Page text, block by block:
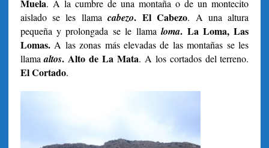
Muela. A la cumbre de una montaña o de un montecito
aislado se les llamacabezo. El Cabezo. A una altura
pequeña y prolongada se le llamaloma. La Loma, Las
Lomas.A las zonas más elevadas de las montañas se les
llamaaltos. Alto de La Mata. A los cortados del terreno.
El Cortado.